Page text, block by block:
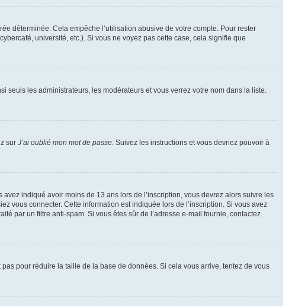
déterminée. Cela empêche l’utilisation abusive de votre compte. Pour rester
université, etc.). Si vous ne voyez pas cette case, cela signifie que
seuls les administrateurs, les modérateurs et vous verrez votre nom dans la liste.
sur J’ai oublié mon mot de passe . Suivez les instructions et vous devriez pouvoir à
indiqué avoir moins de 13 ans lors de l’inscription, vous devrez alors suivre les
vous connecter. Cette information est indiquée lors de l’inscription. Si vous avez
par un filtre anti-spam. Si vous êtes sûr de l’adresse e-mail fournie, contactez
pour réduire la taille de la base de données. Si cela vous arrive, tentez de vous